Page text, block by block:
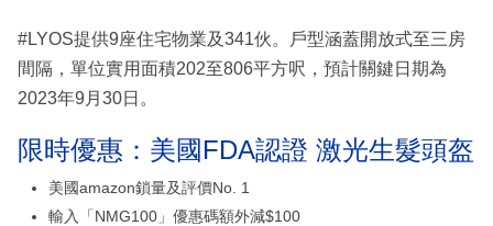
#LYOS提供9座住宅物業及341伙。戶型涵蓋開放式至三房
間隔，單位實用面積202至806平方呎，預計關鍵日期為
2023年9月30日。
限時優惠：美國FDA認證 激光生髮頭盔
美國amazon鎖量及評價No. 1
輸入「NMG100」優惠碼額外減$100